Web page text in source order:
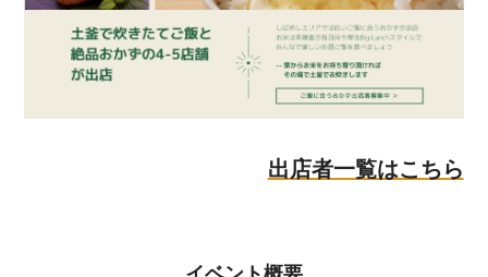
出店者一覧はこちら